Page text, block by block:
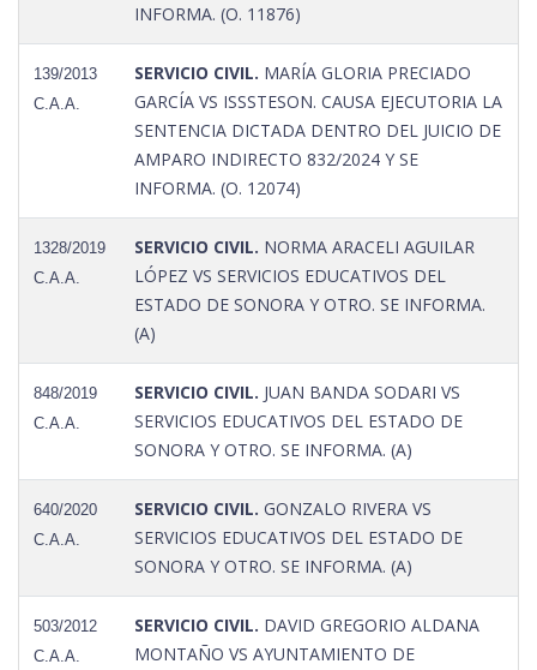
INFORMA. (O. 11876)
139/2013
C.A.A.
SERVICIO CIVIL. MARÍA GLORIA PRECIADO
GARCÍA VS ISSSTESON. CAUSA EJECUTORIA LA
SENTENCIA DICTADA DENTRO DEL JUICIO DE
AMPARO INDIRECTO 832/2024 Y SE
INFORMA. (O. 12074)
1328/2019
C.A.A.
SERVICIO CIVIL. NORMA ARACELI AGUILAR
LÓPEZ VS SERVICIOS EDUCATIVOS DEL
ESTADO DE SONORA Y OTRO. SE INFORMA.
(A)
848/2019
C.A.A.
SERVICIO CIVIL. JUAN BANDA SODARI VS
SERVICIOS EDUCATIVOS DEL ESTADO DE
SONORA Y OTRO. SE INFORMA. (A)
640/2020
C.A.A.
SERVICIO CIVIL. GONZALO RIVERA VS
SERVICIOS EDUCATIVOS DEL ESTADO DE
SONORA Y OTRO. SE INFORMA. (A)
503/2012
C.A.A.
SERVICIO CIVIL. DAVID GREGORIO ALDANA
MONTAÑO VS AYUNTAMIENTO DE